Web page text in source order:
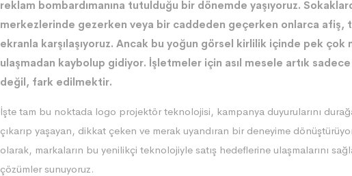
reklam bombardımanına tutulduğu bir dönemde yaşıyoruz.
merkezlerinde gezerken veya bir caddeden geçerken onlarca afiş,
ekranla karşılaşıyoruz. Ancak bu yoğun görsel kirlilik içinde pek
ulaşmadan kaybolup gidiyor. İşletmeler için asıl mesele artık
değil, fark edilmektir.
İşte tam bu noktada logo projektör teknolojisi, kampanya duyurularını
çıkarıp yaşayan, dikkat çeken ve merak uyandıran bir deneyime
olarak, markaların bu yenilikçi teknolojiyle satış hedeflerine ulaşmalarını
çözümler sunuyoruz.